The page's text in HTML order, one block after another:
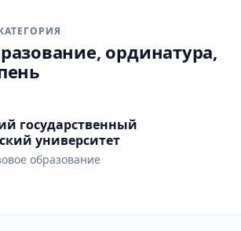
ординатура,
государственный
университет
образование